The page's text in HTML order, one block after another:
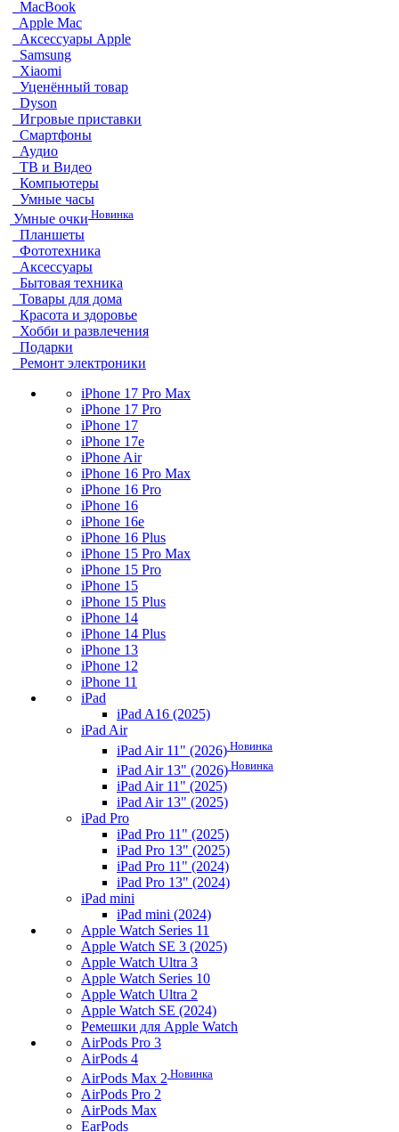
MacBook
Apple Mac
Аксессуары Apple
Samsung
Xiaomi
Уценённый товар
Dyson
Игровые приставки
Смартфоны
Аудио
ТВ и Видео
Компьютеры
Умные часы
Умные очки Новинка
Планшеты
Фототехника
Аксессуары
Бытовая техника
Товары для дома
Красота и здоровье
Хобби и развлечения
Подарки
Ремонт электроники
iPhone 17 Pro Max
iPhone 17 Pro
iPhone 17
iPhone 17e
iPhone Air
iPhone 16 Pro Max
iPhone 16 Pro
iPhone 16
iPhone 16e
iPhone 16 Plus
iPhone 15 Pro Max
iPhone 15 Pro
iPhone 15
iPhone 15 Plus
iPhone 14
iPhone 14 Plus
iPhone 13
iPhone 12
iPhone 11
iPad
iPad A16 (2025)
iPad Air
iPad Air 11" (2026) Новинка
iPad Air 13" (2026) Новинка
iPad Air 11" (2025)
iPad Air 13" (2025)
iPad Pro
iPad Pro 11" (2025)
iPad Pro 13" (2025)
iPad Pro 11" (2024)
iPad Pro 13" (2024)
iPad mini
iPad mini (2024)
Apple Watch Series 11
Apple Watch SE 3 (2025)
Apple Watch Ultra 3
Apple Watch Series 10
Apple Watch Ultra 2
Apple Watch SE (2024)
Ремешки для Apple Watch
AirPods Pro 3
AirPods 4
AirPods Max 2 Новинка
AirPods Pro 2
AirPods Max
EarPods